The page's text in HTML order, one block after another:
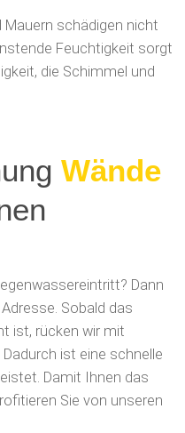
Mauern schädigen nicht
Feuchtigkeit sorgt
die Schimmel und
trocknen
Dann
Sobald das
ist, rücken wir mit
Dadurch ist eine schnelle
Damit Ihnen das
Sie von unseren